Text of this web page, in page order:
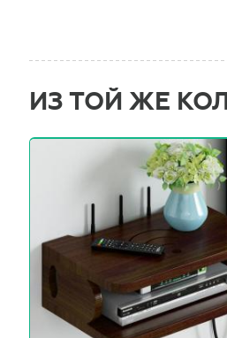
ИЗ ТОЙ ЖЕ